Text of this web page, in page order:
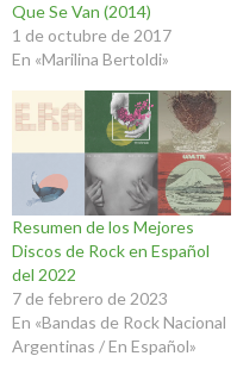
Que Se Van (2014)
1 de octubre de 2017
En «Marilina Bertoldi»
Resumen de los Mejores
Discos de Rock en Español
del 2022
7 de febrero de 2023
En «Bandas de Rock Nacional
Argentinas / En Español»